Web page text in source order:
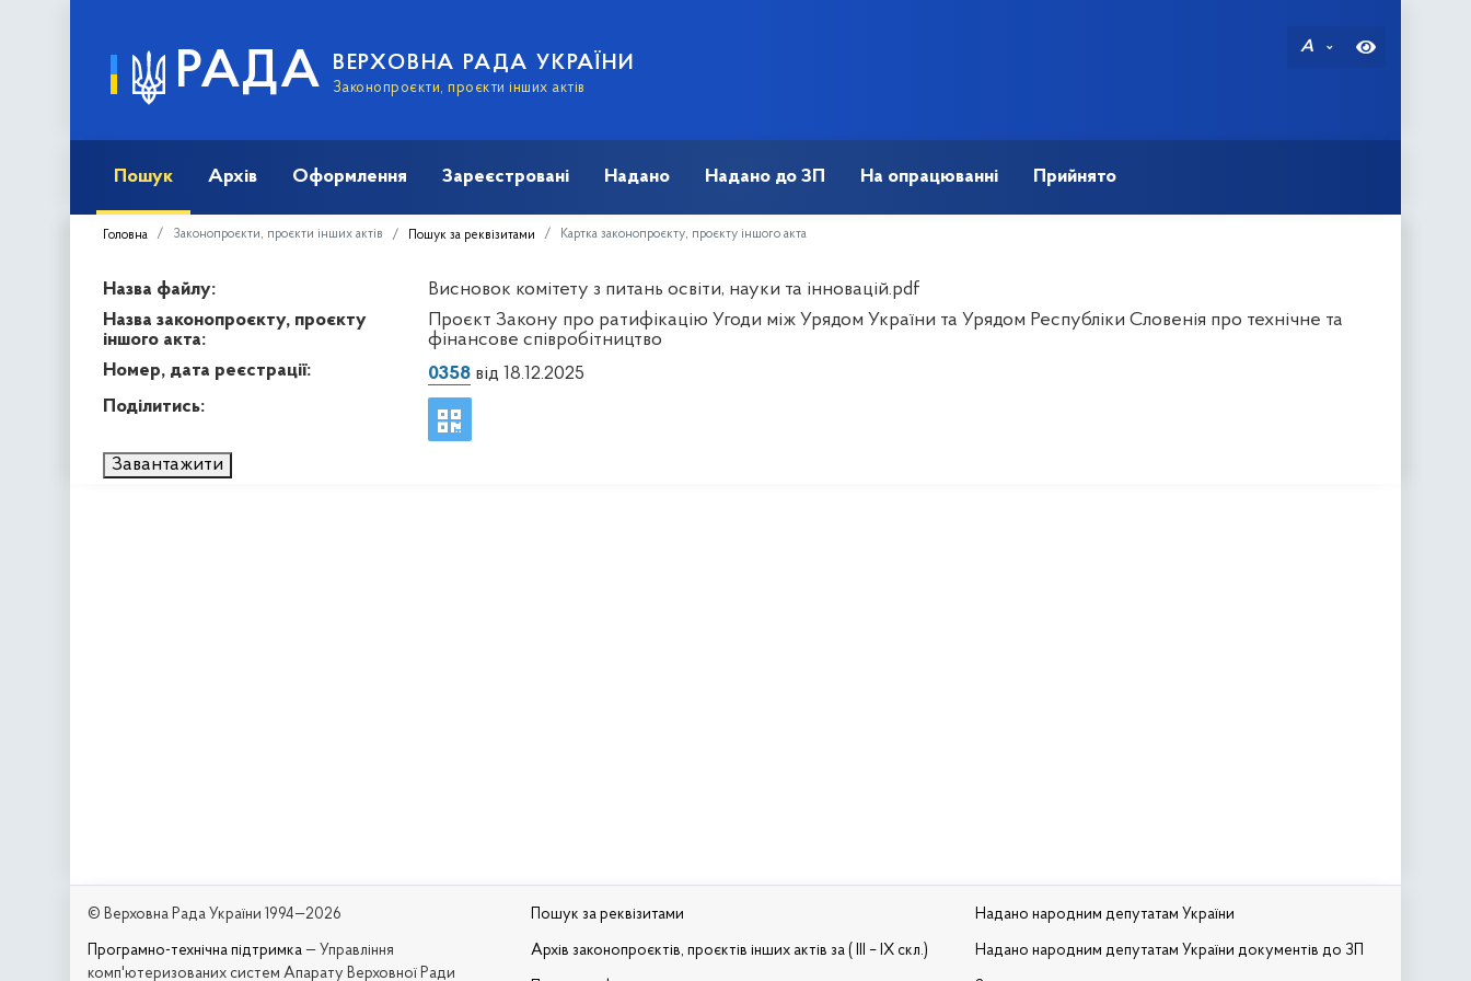
РАДА ВЕРХОВНА РАДА УКРАЇНИ
Законопроєкти, проєкти інших актів
A
Пошук Архів Оформлення Зареєстровані Надано Надано до ЗП На опрацюванні Прийнято
Головна Законопроєкти, проєкти інших актів Пошук за реквізитами Картка законопроєкту, проєкту іншого акта
Назва файлу:
Висновок комітету з питань освіти, науки та інновацій.pdf
Назва законопроєкту, проєкту
іншого акта:
Проєкт Закону про ратифікацію Угоди між Урядом України та Урядом Республіки Словенія про технічне та
фінансове співробітництво
Номер, дата реєстрації:
0358від 18.12.2025
Поділитись:
Завантажити
© Верховна Рада України 1994—2026
Програмно-технічна підтримка — Управління
комп'ютеризованих систем Апарату Верховної Ради
Пошук за реквізитами
Архів законопроєктів, проєктів інших актів за ( III – IX скл.)
Надано народним депутатам України
Надано народним депутатам України документів до ЗП